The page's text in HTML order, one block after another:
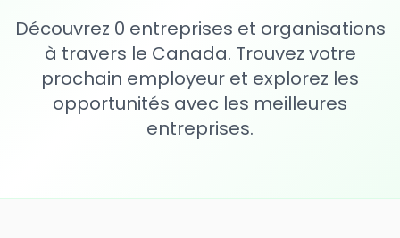
Découvrez 0 entreprises et organisations
à travers le Canada. Trouvez votre
prochain employeur et explorez les
opportunités avec les meilleures
entreprises.